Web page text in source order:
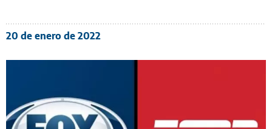
20 de enero de 2022